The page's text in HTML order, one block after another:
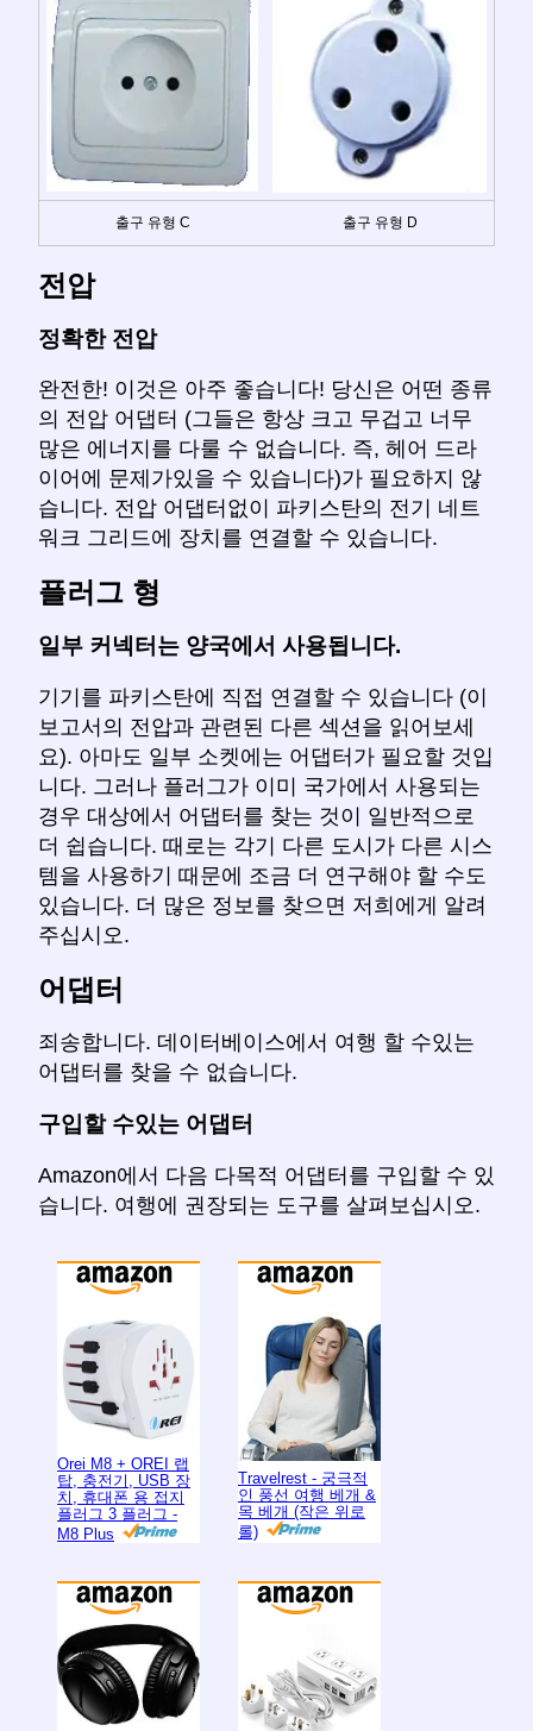
출구 유형 C 출구 유형 D
전압
정확한 전압
완전한! 이것은 아주 좋습니다! 당신은 어떤 종류
의 전압 어댑터 (그들은 항상 크고 무겁고 너무
많은 에너지를 다룰 수 없습니다. 즉, 헤어 드라
이어에 문제가있을 수 있습니다)가 필요하지 않
습니다. 전압 어댑터없이 파키스탄의 전기 네트
워크 그리드에 장치를 연결할 수 있습니다.
플러그 형
일부 커넥터는 양국에서 사용됩니다.
기기를 파키스탄에 직접 연결할 수 있습니다 (이
보고서의 전압과 관련된 다른 섹션을 읽어보세
요). 아마도 일부 소켓에는 어댑터가 필요할 것입
니다. 그러나 플러그가 이미 국가에서 사용되는
경우 대상에서 어댑터를 찾는 것이 일반적으로
더 쉽습니다. 때로는 각기 다른 도시가 다른 시스
템을 사용하기 때문에 조금 더 연구해야 할 수도
있습니다. 더 많은 정보를 찾으면 저희에게 알려
주십시오.
어댑터
죄송합니다. 데이터베이스에서 여행 할 수있는
어댑터를 찾을 수 없습니다.
구입할 수있는 어댑터
Amazon에서 다음 다목적 어댑터를 구입할 수 있
습니다. 여행에 권장되는 도구를 살펴보십시오.
Orei M8 + OREI 랩
탑, 충전기, USB 장
치, 휴대폰 용 접지
플러그 3 플러그 -
M8 Plus
Travelrest - 궁극적
인 풍선 여행 베개 &
목 베개 (작은 위로
롤)